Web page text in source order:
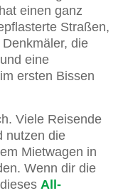
einen ganz
Straßen,
die
eine
ersten Bissen
Viele Reisende
nutzen die
Mietwagen in
Wenn dir die
All-